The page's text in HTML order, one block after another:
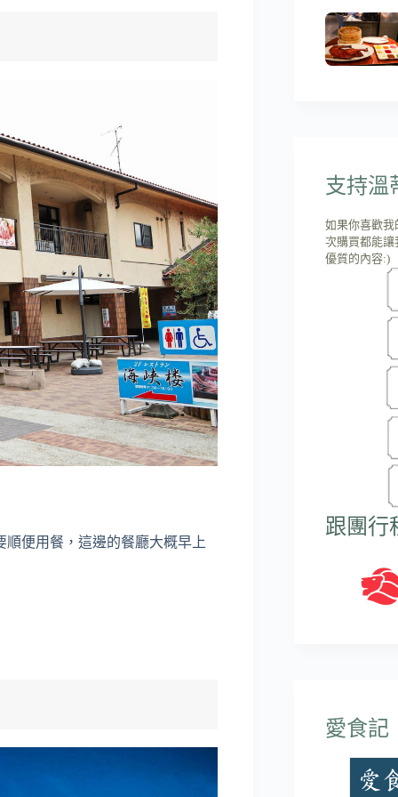
便用餐，這邊的餐廳大概早上
支持溫
如果你喜歡
次購買都能
優質的內容:)
跟團行
愛食記